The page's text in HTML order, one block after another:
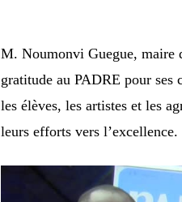
M. Noumonvi Guegue, maire
gratitude au PADRE pour
les élèves, les artistes et les
leurs efforts vers l’excellence.